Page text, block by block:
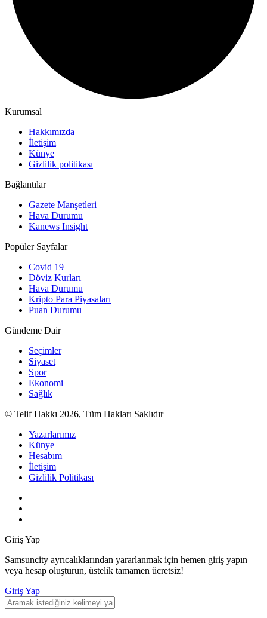
Kurumsal
Hakkımızda
İletişim
Künye
Gizlilik politikası
Bağlantılar
Gazete Manşetleri
Hava Durumu
Kanews Insight
Popüler Sayfalar
Covid 19
Döviz Kurları
Hava Durumu
Kripto Para Piyasaları
Puan Durumu
Gündeme Dair
Seçimler
Siyaset
Spor
Ekonomi
Sağlık
© Telif Hakkı 2026, Tüm Hakları Saklıdır
Yazarlarımız
Künye
Hesabım
İletişim
Gizlilik Politikası
Giriş Yap
Samsuncity ayrıcalıklarından yararlanmak için hemen giriş yapın
veya hesap oluşturun, üstelik tamamen ücretsiz!
Giriş Yap